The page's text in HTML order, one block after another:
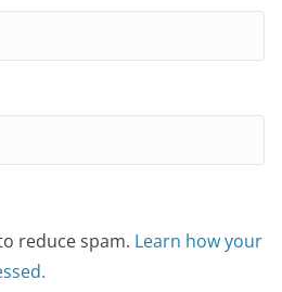
reduce spam. Learn how your